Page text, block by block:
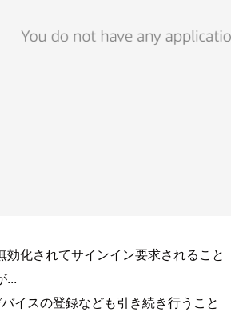
効化されてサインイン要求されること
...
イスの登録なども引き続き行うこと